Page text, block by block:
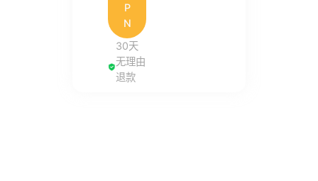
P
N
30天
无理由
退款